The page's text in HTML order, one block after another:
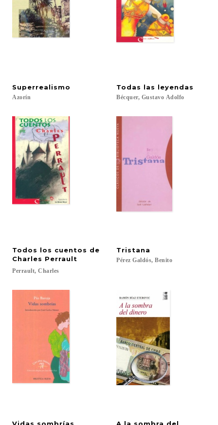
Superrealismo
Azorín
Todas las leyendas
Bécquer, Gustavo Adolfo
Todos los cuentos de
Charles Perrault
Perrault, Charles
Tristana
Pérez Galdós, Benito